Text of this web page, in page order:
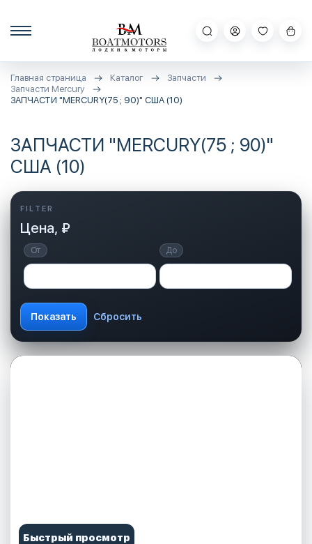
Главная страница Каталог
Запчасти
Запчасти Mercury
ЗАПЧАСТИ "MERCURY(75 ; 90)" США (10)
ЗАПЧАСТИ "MERCURY(75 ; 90)"
США (10)
Цена, ₽
От До
Быстрый просмотр